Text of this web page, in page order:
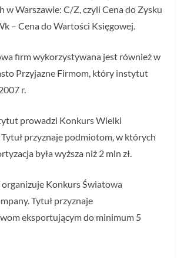
w Warszawie: C/Z, czyli Cena do Zysku
– Cena do Wartości Księgowej.
firm wykorzystywana jest również w
Przyjazne Firmom, który instytut
r.
prowadzi Konkurs Wielki
przyznaje podmiotom, w których
była wyższa niż 2 mln zł.
organizuje Konkurs Światowa
Tytuł przyznaje
eksportującym do minimum 5